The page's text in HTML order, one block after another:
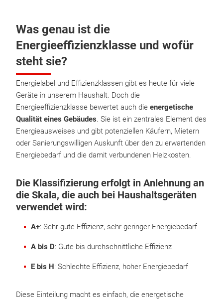
Was genau ist die
Energieeffizienzklasse und wofür
steht sie?
Energielabel und Effizienzklassen gibt es heute für viele
Geräte in unserem Haushalt. Doch die
Energieeffizienzklasse bewertet auch die energetische
Qualität eines Gebäudes. Sie ist ein zentrales Element des
Energieausweises und gibt potenziellen Käufern, Mietern
oder Sanierungswilligen Auskunft über den zu erwartenden
Energiebedarf und die damit verbundenen Heizkosten.
Die Klassifizierung erfolgt in Anlehnung an
die Skala, die auch bei Haushaltsgeräten
verwendet wird:
A+: Sehr gute Effizienz, sehr geringer Energiebedarf
A bis D: Gute bis durchschnittliche Effizienz
E bis H: Schlechte Effizienz, hoher Energiebedarf
Diese Einteilung macht es einfach, die energetische